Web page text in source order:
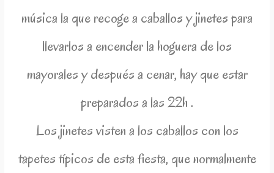
música la que recoge a caballos y jinetes para
llevarlos a encender la hoguera de los
mayorales y después a cenar, hay que estar
preparados a las 22h .
Los jinetes visten a los caballos con los
tapetes típicos de esta fiesta, que normalmente